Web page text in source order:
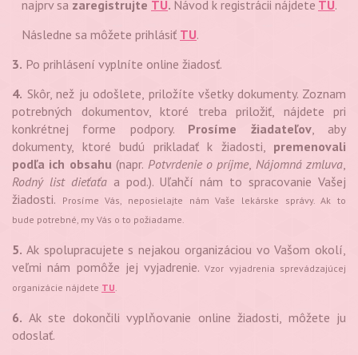
najprv sa zaregistrujte TU. Návod k registrácii nájdete TU.
Následne sa môžete prihlásiť TU.
3. Po prihlásení vyplníte online žiadosť.
4. Skôr, než ju odošlete, priložíte všetky dokumenty. Zoznam
potrebných dokumentov, ktoré treba priložiť, nájdete pri
konkrétnej forme podpory. Prosíme žiadateľov, aby
dokumenty, ktoré budú prikladať k žiadosti, premenovali
podľa ich obsahu (napr. Potvrdenie o príjme, Nájomná zmluva,
Rodný list dieťaťaa pod.). Uľahčí nám to spracovanie Vašej
žiadosti.
Prosíme Vás, neposielajte nám Vaše lekárske správy. Ak to
bude potrebné, my Vás o to požiadame.
5. Ak spolupracujete s nejakou organizáciou vo Vašom okolí,
veľmi nám pomôže jej vyjadrenie.Vzor vyjadrenia sprevádzajúcej
organizácie nájdete TU.
6. Ak ste dokončili vyplňovanie online žiadosti, môžete ju
odoslať.